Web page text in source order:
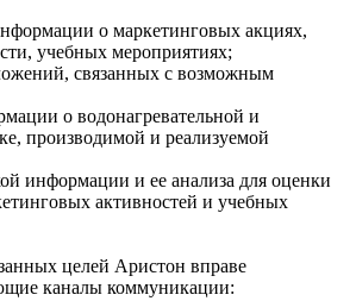
о маркетинговых акциях,
учебных мероприятиях;
связанных с возможным
о водонагревательной и
производимой и реализуемой
информации и ее анализа для оценки
активностей и учебных
целей Аристон вправе
каналы коммуникации: